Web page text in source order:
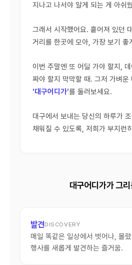
지나고 나서야 알게 되는 게 아쉬
그래서 시작했어요. 흩어져 있던
거리를 한곳에 모아, 가장 보기 좋
이번 주말엔 또 어딜 가야 할지,
짜야 할지 막막할 때. 그저 가벼운
‘대구어디가’를 둘러보세요.
대구에서 보내는 당신의 하루가
채워질 수 있도록, 저희가 부지런
대구어디가가 그
발견DISCOVERY
매일 똑같은 일상에서 벗어나, 몰
행사를 새롭게 발견하는 즐거움.